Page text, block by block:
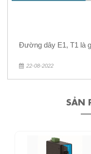
Đường dây E1, T1 là
22-08-2022
SẢN